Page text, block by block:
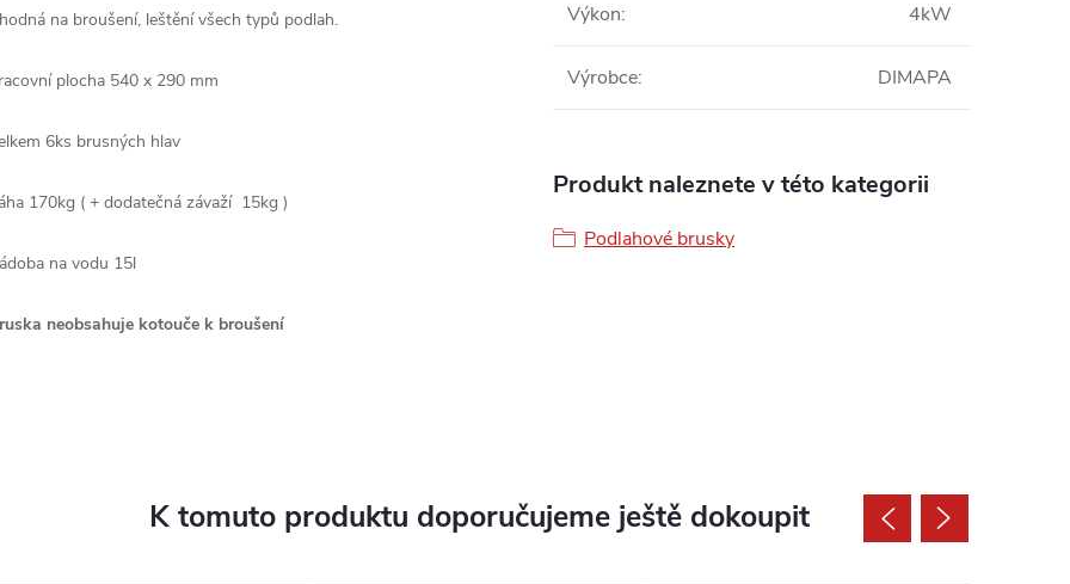
na broušení, leštění všech typů podlah.
plocha 540 x 290 mm
6ks brusných hlav
170kg ( + dodatečná závaží 15kg )
na vodu 15l
neobsahuje kotouče k broušení
Výkon: 4kW
Výrobce: DIMAPA
Produkt naleznete v této kategorii
Podlahové brusky
K tomuto produktu doporučujeme ještě dokoupit